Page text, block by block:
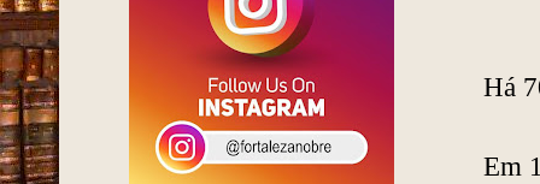
Há
Em